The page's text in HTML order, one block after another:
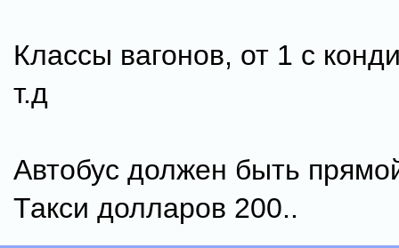
Классы вагонов, от 1 с
т.д
Автобус должен быть
Такси долларов 200..